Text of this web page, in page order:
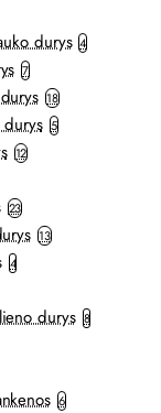
durys 4
7
18
durys 5
12
23
13
4
durys 8
6